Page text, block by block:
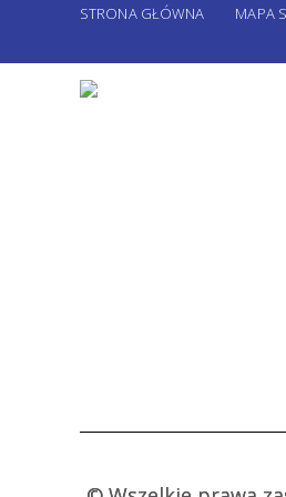
STRONA GŁÓWNA MAPA